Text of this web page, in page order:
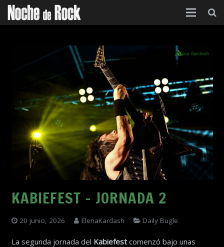
Categorías
Foro
Contacto
Acerca de
KABIEFEST – JORNADA 2
20 junio, 2026 ElenaKardash Daily Bugle
La segunda jornada del Kabiefest comenzó bajo unas